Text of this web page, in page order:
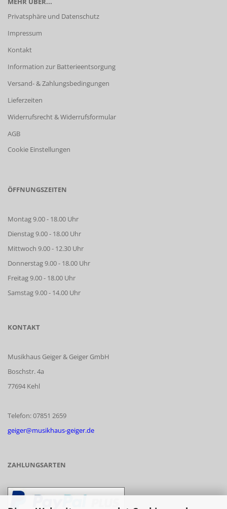
Privatsphäre und Datenschutz
Impressum
Kontakt
Information zur Batterieentsorgung
Versand- & Zahlungsbedingungen
Lieferzeiten
Widerrufsrecht & Widerrufsformular
AGB
Cookie Einstellungen
ÖFFNUNGSZEITEN
Montag 9.00 - 18.00 Uhr
Dienstag 9.00 - 18.00 Uhr
Mittwoch 9.00 - 12.30 Uhr
Donnerstag 9.00 - 18.00 Uhr
Freitag 9.00 - 18.00 Uhr
Samstag 9.00 - 14.00 Uhr
KONTAKT
Musikhaus Geiger & Geiger GmbH
Boschstr. 4a
77694 Kehl
Telefon: 07851 2659
geiger@musikhaus-geiger.de
ZAHLUNGSARTEN